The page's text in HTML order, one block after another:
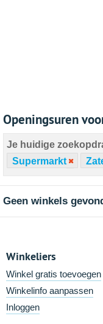
Openingsuren
Je huidige
Supermarkt
Geen winkels
Winkeliers
Winkel gratis toevoegen
Winkelinfo aanpassen
Inloggen